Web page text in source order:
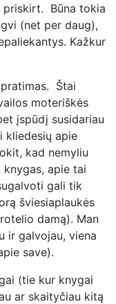
priskirt. Būna tokia
(net per daug),
Kažkur
Štai
moteriškės
įspūdį susidariau
kliedesių apie
kad nemyliu
apie tai
gali tik
šviesiaplaukės
damą). Man
ir galvojau, viena
save).
(tie kur knygai
ar skaityčiau kitą